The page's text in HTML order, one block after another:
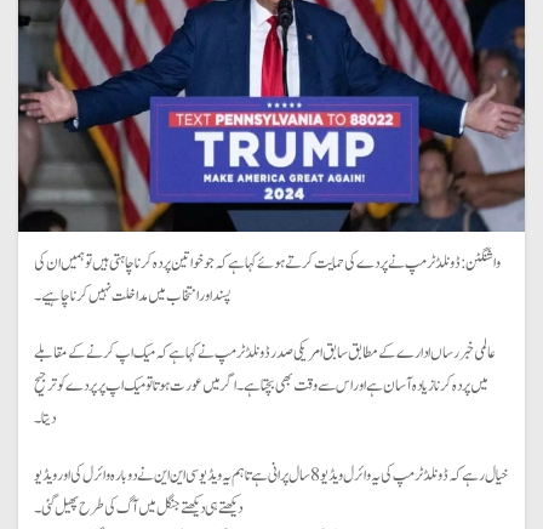
واشنگٹن: ڈونلڈ ٹرمپ نے پردے کی حمایت کرتے ہوئے کہا ہے کہ جو خواتین پردہ کرنا چاہتی ہیں تو ہمیں ان کی
پسند اور انتخاب میں مداخلت نہیں کرنا چاہیے۔
عالمی خبر رساں ادارے کے مطابق سابق امریکی صدر ڈونلڈ ٹرمپ نے کہا ہے کہ میک اپ کرنے کے مقابلے
میں پردہ کرنا زیادہ آسان ہے اور اس سے وقت بھی بچتا ہے۔ اگر میں عورت ہوتا تو میک اپ پر پردے کو ترجیح
دیتا۔
خیال رہے کہ ڈونلڈ ٹرمپ کی یہ وائرل ویڈیو 8 سال پرانی ہے تاہم یہ ویڈیو سی این این نے دوبارہ وائرل کی اور ویڈیو
دیکھتے ہی دیکھتے جنگل میں آگ کی طرح پھیل گئی۔